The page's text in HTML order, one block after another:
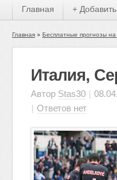
Главная +
Главная Бесплатные прогнозы
Италия,
Автор Stas30 |
| Ответов нет